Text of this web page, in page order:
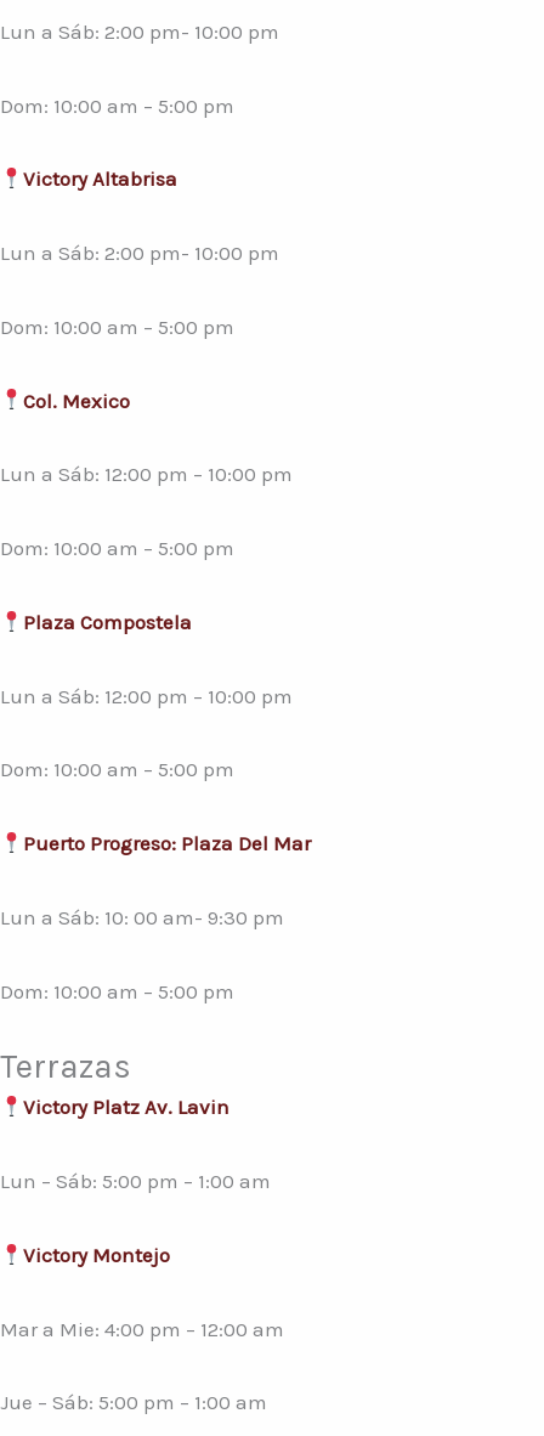
Lun a Sáb: 2:00 pm- 10:00 pm
Dom: 10:00 am – 5:00 pm
Victory Altabrisa
Lun a Sáb: 2:00 pm- 10:00 pm
Dom: 10:00 am – 5:00 pm
Col. Mexico
Lun a Sáb: 12:00 pm – 10:00 pm
Dom: 10:00 am – 5:00 pm
Plaza Compostela
Lun a Sáb: 12:00 pm – 10:00 pm
Dom: 10:00 am – 5:00 pm
Puerto Progreso: Plaza Del Mar
Lun a Sáb: 10: 00 am- 9:30 pm
Dom: 10:00 am – 5:00 pm
Terrazas
Victory Platz Av. Lavin
Lun – Sáb: 5:00 pm – 1:00 am
Victory Montejo
Mar a Mie: 4:00 pm – 12:00 am
Jue – Sáb: 5:00 pm – 1:00 am